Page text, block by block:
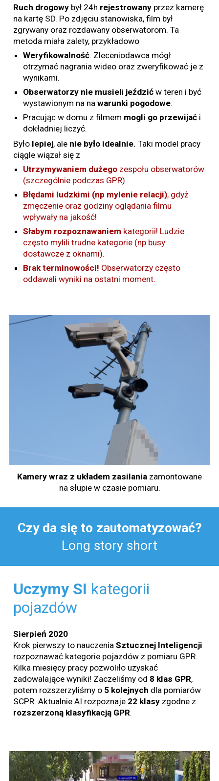
Ruch drogowy był 24h rejestrowany przez kamerę
na kartę SD. Po zdjęciu stanowiska, film był
zgrywany oraz rozdawany obserwatorom. Ta
metoda miała zalety, przykładowo
Weryfikowalność. Zleceniodawca mógł
otrzymać nagrania wideo oraz zweryfikować je z
wynikami.
Obserwatorzy nie musieli jeździć w teren i być
wystawionym na nawarunki pogodowe.
Pracując w domu z filmem mogli go przewijać i
dokładniej liczyć.
Było lepiej, ale nie było idealnie. Taki model pracy
ciągle wiązał się z
Utrzymywaniem dużego zespołu obserwatorów
(szczególnie podczas GPR).
Błędami ludzkimi (np mylenie relacji), gdyż
zmęczenie oraz godziny oglądania filmu
wpływały na jakość!
Słabym rozpoznawaniem kategorii! Ludzie
często mylili trudne kategorie (np busy
dostawcze z oknami).
Brak terminowości! Obserwatorzy często
oddawali wyniki na ostatni moment.
Kamery wraz z układem zasilania zamontowane
na słupie w czasie pomiaru.
Czy da się to zautomatyzować?
Long story short
Uczymy SI kategorii
pojazdów
Sierpień 2020
Krok pierwszy to nauczeniaSztucznej Inteligencji
rozpoznawać kategorie pojazdów z pomiaru GPR.
Kilka miesięcy pracy pozwoliło uzyskać
zadowalające wyniki! Zaczeliśmy od 8 klas GPR,
potem rozszerzyliśmy o 5 kolejnych dla pomiarów
SCPR. Aktualnie AI rozpoznaje 22 klasy zgodne z
rozszerzoną klasyfikacją GPR.